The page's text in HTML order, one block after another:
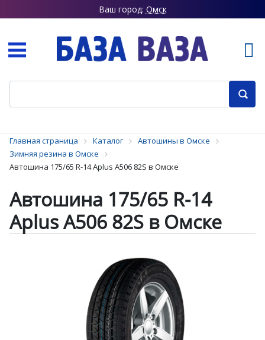
Ваш город: Омск
Главная страница Каталог
Автошины в Омске
Зимняя резина в Омске
Автошина 175/65 R-14 Aplus A506 82S в Омске
Автошина 175/65 R-14
Aplus A506 82S в Омске